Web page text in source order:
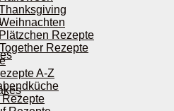
Plätzchen Rezepte
Rezepte
A-Z